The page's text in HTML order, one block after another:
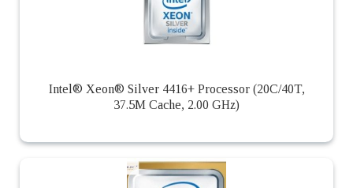
Intel® Xeon® Silver 4416+ Processor (20C/40T,
37.5M Cache, 2.00 GHz)